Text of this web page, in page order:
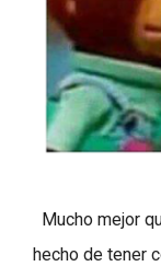
Mucho mejor
hecho de tener